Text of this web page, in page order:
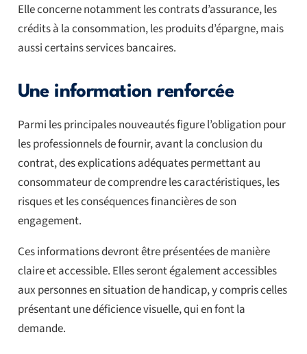
Elle concerne notamment les contrats d’assurance, les
crédits à la consommation, les produits d’épargne, mais
aussi certains services bancaires.
Une information renforcée
Parmi les principales nouveautés figure l’obligation pour
les professionnels de fournir, avant la conclusion du
contrat, des explications adéquates permettant au
consommateur de comprendre les caractéristiques, les
risques et les conséquences financières de son
engagement.
Ces informations devront être présentées de manière
claire et accessible. Elles seront également accessibles
aux personnes en situation de handicap, y compris celles
présentant une déficience visuelle, qui en font la
demande.